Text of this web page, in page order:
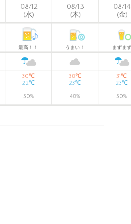
08/12
(水)
08/13
(木)
08/14
(金)
最高！！ うまい！ まずまず
30℃
22℃
30℃
23℃
31℃
23℃
50% 40% 50%